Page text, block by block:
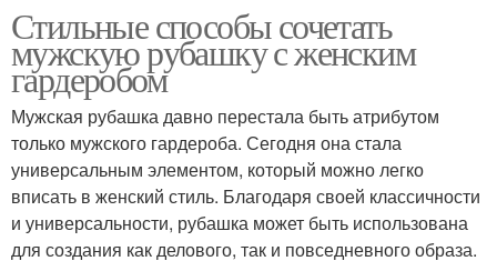
Стильные способы сочетать
мужскую рубашку с женским
гардеробом
Мужская рубашка давно перестала быть атрибутом
только мужского гардероба. Сегодня она стала
универсальным элементом, который можно легко
вписать в женский стиль. Благодаря своей классичности
и универсальности, рубашка может быть использована
для создания как делового, так и повседневного образа.